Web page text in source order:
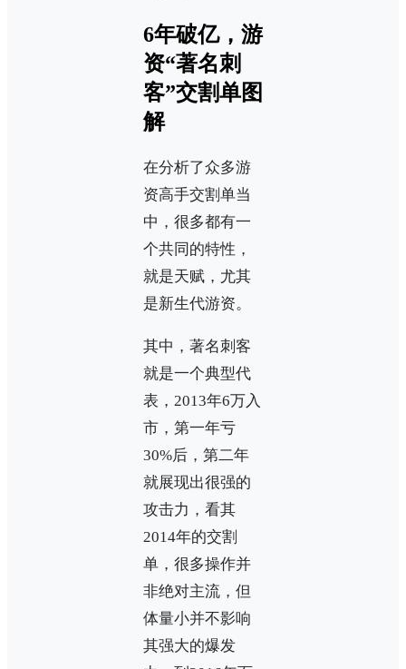
6年破亿，游
资“著名刺
客”交割单图
解
在分析了众多游
资高手交割单当
中，很多都有一
个共同的特性，
就是天赋，尤其
是新生代游资。
其中，著名刺客
就是一个典型代
表，2013年6万入
市，第一年亏
30%后，第二年
就展现出很强的
攻击力，看其
2014年的交割
单，很多操作并
非绝对主流，但
体量小并不影响
其强大的爆发